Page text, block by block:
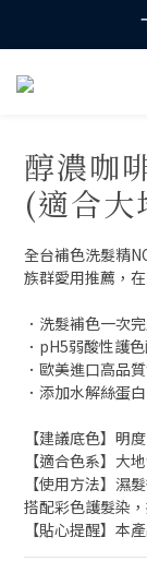
滿1200
醇濃咖
(適合大
全台補色洗髮精
族群愛用推薦，
．洗髮補色一次
．pH5弱酸性護
．歐美進口高品
．添加水解絲蛋
【建議底色】明
【適合色系】大
【使用方法】濕
搭配彩色護髮染
【貼心提醒】本